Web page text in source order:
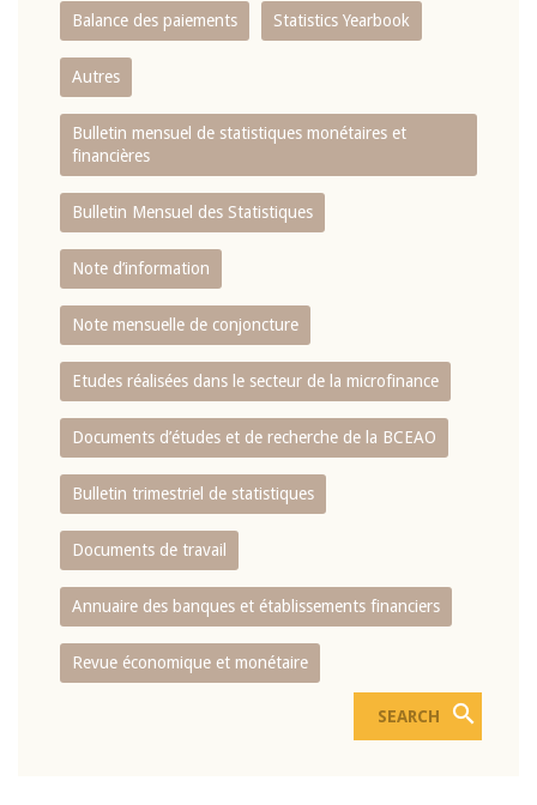
Balance des paiements Statistics Yearbook
Autres
Bulletin mensuel de statistiques monétaires et
financières
Bulletin Mensuel des Statistiques
Note d’information
Note mensuelle de conjoncture
Etudes réalisées dans le secteur de la microfinance
Documents d’études et de recherche de la BCEAO
Bulletin trimestriel de statistiques
Documents de travail
Annuaire des banques et établissements financiers
Revue économique et monétaire